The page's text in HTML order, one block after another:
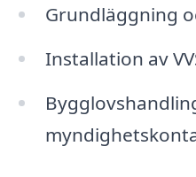
Grundläggning
Installation av